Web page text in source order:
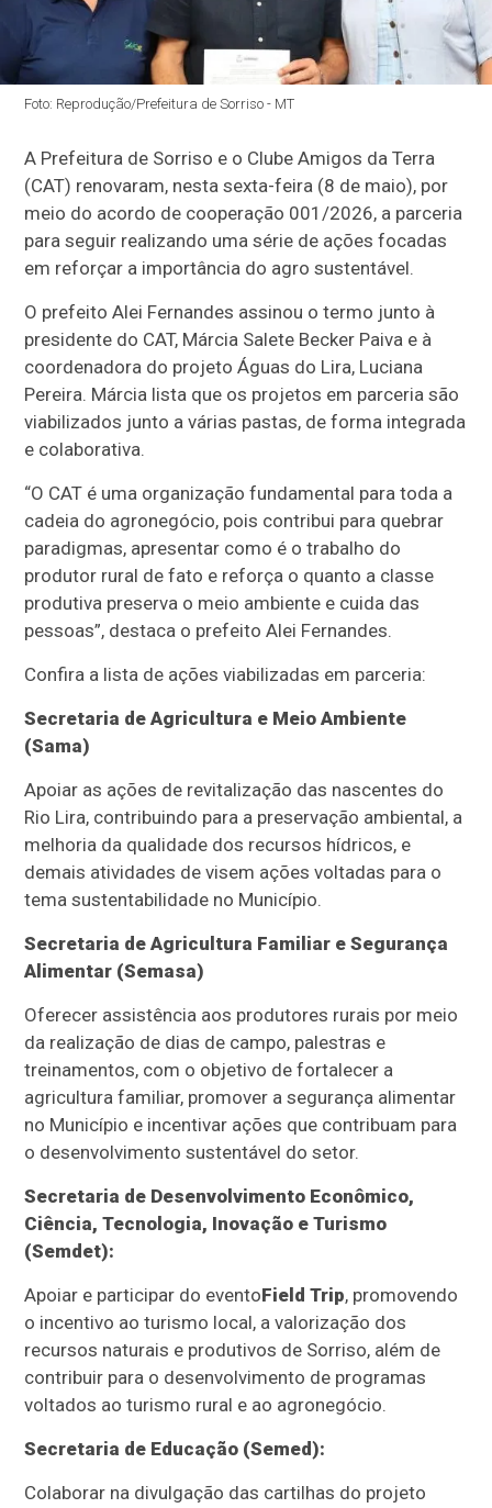
Foto: Reprodução/Prefeitura de Sorriso - MT
A Prefeitura de Sorriso e o Clube Amigos da Terra
(CAT) renovaram, nesta sexta-feira (8 de maio), por
meio do acordo de cooperação 001/2026, a parceria
para seguir realizando uma série de ações focadas
em reforçar a importância do agro sustentável.
O prefeito Alei Fernandes assinou o termo junto à
presidente do CAT, Márcia Salete Becker Paiva e à
coordenadora do projeto Águas do Lira, Luciana
Pereira. Márcia lista que os projetos em parceria são
viabilizados junto a várias pastas, de forma integrada
e colaborativa.
“O CAT é uma organização fundamental para toda a
cadeia do agronegócio, pois contribui para quebrar
paradigmas, apresentar como é o trabalho do
produtor rural de fato e reforça o quanto a classe
produtiva preserva o meio ambiente e cuida das
pessoas”, destaca o prefeito Alei Fernandes.
Confira a lista de ações viabilizadas em parceria:
Secretaria de Agricultura e Meio Ambiente
(Sama)
Apoiar as ações de revitalização das nascentes do
Rio Lira, contribuindo para a preservação ambiental, a
melhoria da qualidade dos recursos hídricos, e
demais atividades de visem ações voltadas para o
tema sustentabilidade no Município.
Secretaria de Agricultura Familiar e Segurança
Alimentar (Semasa)
Oferecer assistência aos produtores rurais por meio
da realização de dias de campo, palestras e
treinamentos, com o objetivo de fortalecer a
agricultura familiar, promover a segurança alimentar
no Município e incentivar ações que contribuam para
o desenvolvimento sustentável do setor.
Secretaria de Desenvolvimento Econômico,
Ciência, Tecnologia, Inovação e Turismo
(Semdet):
Apoiar e participar do eventoField Trip, promovendo
o incentivo ao turismo local, a valorização dos
recursos naturais e produtivos de Sorriso, além de
contribuir para o desenvolvimento de programas
voltados ao turismo rural e ao agronegócio.
Secretaria de Educação (Semed):
Colaborar na divulgação das cartilhas do projeto